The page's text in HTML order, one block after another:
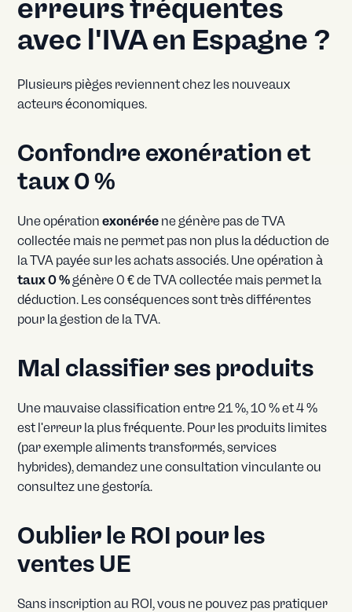
erreurs fréquentes
avec l'IVA en Espagne ?
Plusieurs pièges reviennent chez les nouveaux
acteurs économiques.
Confondre exonération et
taux 0 %
Une opérationexonérée ne génère pas de TVA
collectée mais ne permet pas non plus la déduction de
la TVA payée sur les achats associés. Une opération à
taux 0 %génère 0 € de TVA collectée mais permet la
déduction. Les conséquences sont très différentes
pour la gestion de la TVA.
Mal classifier ses produits
Une mauvaise classification entre 21 %, 10 % et 4 %
est l'erreur la plus fréquente. Pour les produits limites
(par exemple aliments transformés, services
hybrides), demandez une consultation vinculante ou
consultez une gestoría.
Oublier le ROI pour les
ventes UE
Sans inscription au ROI, vous ne pouvez pas pratiquer